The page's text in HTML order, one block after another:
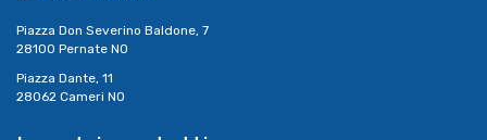
Piazza Don Severino Baldone, 7
28100 Pernate NO
Piazza Dante, 11
28062 Cameri NO